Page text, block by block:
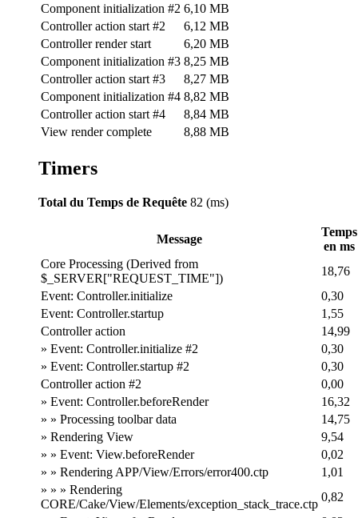
Component initialization #2 6,10 MB
Controller action start #2
6,12 MB
Controller render start
6,20 MB
Component initialization #3 8,25 MB
Controller action start #3
8,27 MB
Component initialization #4 8,82 MB
Controller action start #4
8,84 MB
View render complete
8,88 MB
Timers
Total du Temps de Requête 82 (ms)
Message
Temps
en ms
Core Processing (Derived from
$_SERVER["REQUEST_TIME"])
18,76
Event: Controller.initialize
0,30
Event: Controller.startup
1,55
Controller action
14,99
» Event: Controller.initialize #2
0,30
» Event: Controller.startup #2
0,30
Controller action #2
0,00
» Event: Controller.beforeRender
16,32
» » Processing toolbar data
14,75
» Rendering View
9,54
» » Event: View.beforeRender
0,02
» » Rendering APP/View/Errors/error400.ctp
1,01
» » » Rendering
CORE/Cake/View/Elements/exception_stack_trace.ctp
0,82